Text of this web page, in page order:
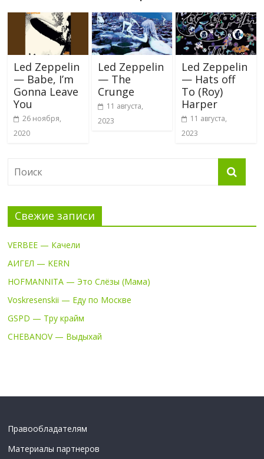
Led Zeppelin
— Babe, I’m
Gonna Leave
You
26 ноября,
2020
Led Zeppelin
— The
Crunge
11 августа,
2023
Led Zeppelin
— Hats off
To (Roy)
Harper
11 августа,
2023
Свежие записи
VERBEE — Качели
АИГЕЛ — KERN
HOFMANNITA — Это Слёзы (Мама)
Voskresenskii — Еду по Москве
GSPD — Тру крайм
CHEBANOV — Выдыхай
Правообладателям
Материалы партнеров